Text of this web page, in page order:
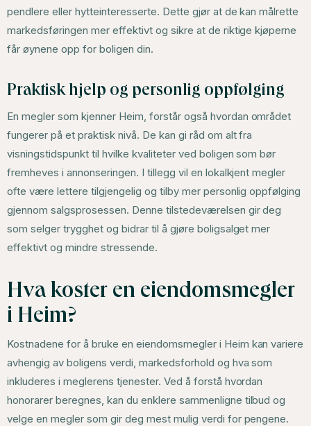
pendlere eller hytteinteresserte. Dette gjør at de kan målrette
markedsføringen mer effektivt og sikre at de riktige kjøperne
får øynene opp for boligen din.
Praktisk hjelp og personlig oppfølging
En megler som kjenner Heim, forstår også hvordan området
fungerer på et praktisk nivå. De kan gi råd om alt fra
visningstidspunkt til hvilke kvaliteter ved boligen som bør
fremheves i annonseringen. I tillegg vil en lokalkjent megler
ofte være lettere tilgjengelig og tilby mer personlig oppfølging
gjennom salgsprosessen. Denne tilstedeværelsen gir deg
som selger trygghet og bidrar til å gjøre boligsalget mer
effektivt og mindre stressende.
Hva koster en eiendomsmegler
i Heim?
Kostnadene for å bruke en eiendomsmegler i Heim kan variere
avhengig av boligens verdi, markedsforhold og hva som
inkluderes i meglerens tjenester. Ved å forstå hvordan
honorarer beregnes, kan du enklere sammenligne tilbud og
velge en megler som gir deg mest mulig verdi for pengene.